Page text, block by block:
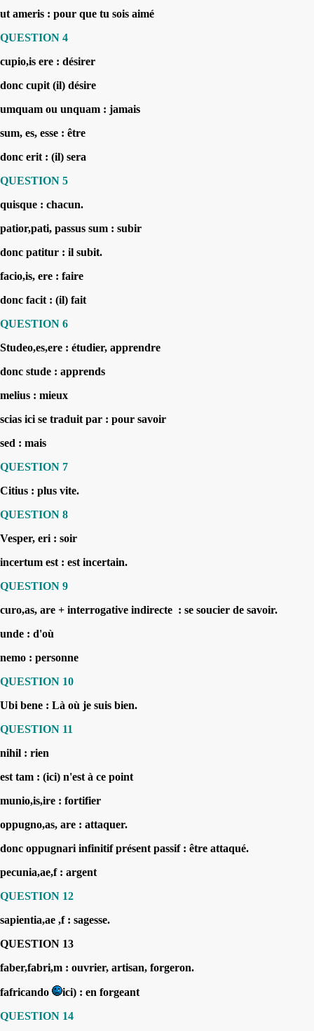
ut ameris : pour que tu sois aimé
QUESTION 4
cupio,is ere : désirer
donc cupit (il) désire
umquam ou unquam : jamais
sum, es, esse : être
donc erit : (il) sera
QUESTION 5
quisque : chacun.
patior,pati, passus sum : subir
donc patitur : il subit.
facio,is, ere : faire
donc facit : (il) fait
QUESTION 6
Studeo,es,ere : étudier, apprendre
donc stude : apprends
melius : mieux
scias ici se traduit par : pour savoir
sed : mais
QUESTION 7
Citius : plus vite.
QUESTION 8
Vesper, eri : soir
incertum est : est incertain.
QUESTION 9
curo,as, are + interrogative indirecte : se soucier de savoir.
unde : d'où
nemo : personne
QUESTION 10
Ubi bene : Là où je suis bien.
QUESTION 11
nihil : rien
est tam : (ici) n'est à ce point
munio,is,ire : fortifier
oppugno,as, are : attaquer.
donc oppugnari infinitif présent passif : être attaqué.
pecunia,ae,f : argent
QUESTION 12
sapientia,ae ,f : sagesse.
QUESTION 13
faber,fabri,m : ouvrier, artisan, forgeron.
fafricando ici) : en forgeant
QUESTION 14